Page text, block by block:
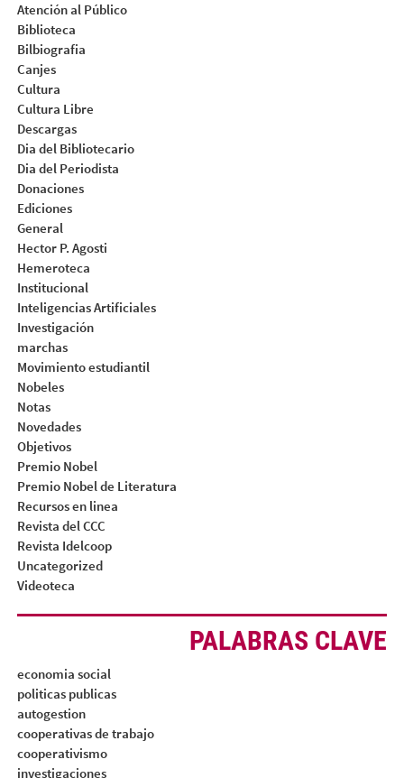
Atención al Público
Biblioteca
Bilbiografia
Canjes
Cultura
Cultura Libre
Descargas
Dia del Bibliotecario
Dia del Periodista
Donaciones
Ediciones
General
Hector P. Agosti
Hemeroteca
Institucional
Inteligencias Artificiales
Investigación
marchas
Movimiento estudiantil
Nobeles
Notas
Novedades
Objetivos
Premio Nobel
Premio Nobel de Literatura
Recursos en linea
Revista del CCC
Revista Idelcoop
Uncategorized
Videoteca
PALABRAS CLAVE
economia social
politicas publicas
autogestion
cooperativas de trabajo
cooperativismo
investigaciones